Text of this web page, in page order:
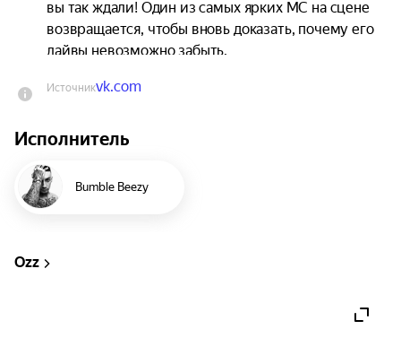
вы так ждали! Один из самых ярких МС на сцене
возвращается, чтобы вновь доказать, почему его
лайвы невозможно забыть.
Источникvk.com
Исполнитель
Bumble Beezy
Ozz